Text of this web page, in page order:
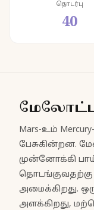
தொடர்பு
40
Mars-உம்
பேசுகின்றன.
முன்னோக்கி
தொடங்குவதற்கு
அமைக்கிறது.
அளக்கிறது,